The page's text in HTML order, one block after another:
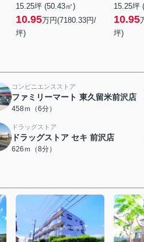
15.25坪 (50.43㎡)
10.95万円(7180.33円/
坪)
15.25坪
10.95
坪)
コンビニエンスストア
ファミリーマート 東久留米前沢店
458ｍ（6分）
ドラッグストア
ドラッグストア セキ 前沢店
626ｍ（8分）